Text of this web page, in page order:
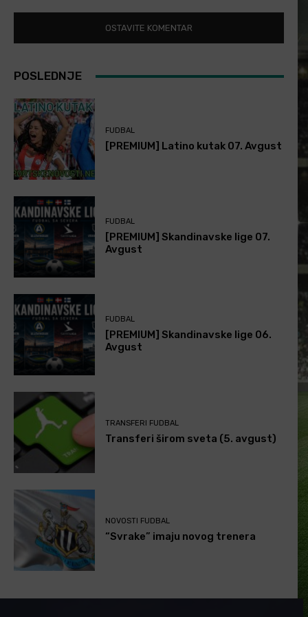
POSLEDNJE
FUDBAL
[PREMIUM] Latino kutak 07. Avgust
FUDBAL
[PREMIUM] Skandinavske lige 07.
Avgust
FUDBAL
[PREMIUM] Skandinavske lige 06.
Avgust
TRANSFERI FUDBAL
Transferi širom sveta (5. avgust)
NOVOSTI FUDBAL
“Svrake” imaju novog trenera